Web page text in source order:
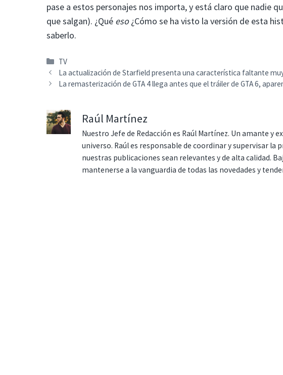
pase a estos personajes nos importa, y está claro que nadie
que salgan). ¿Qué eso¿Cómo se ha visto la versión de esta
saberlo.
Categorías
TV
La actualización de Starfield presenta una característica faltante
La remasterización de GTA 4 llega antes que el tráiler de GTA 6,
Raúl Martínez
Nuestro Jefe de Redacción es Raúl Martínez. Un amante y
universo. Raúl es responsable de coordinar y supervisar la
nuestras publicaciones sean relevantes y de alta calidad.
mantenerse a la vanguardia de todas las novedades y